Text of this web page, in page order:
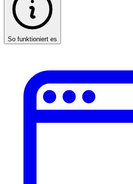
So funktioniert es